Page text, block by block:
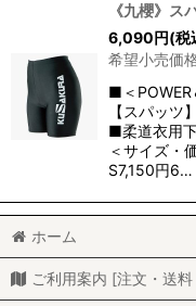
《九櫻》ス
6,090円(税
希望小売価
■＜POWER
【スパッツ
■柔道衣用
＜サイズ・
S7,150円6…
ホーム
ご利用案内 [注文・送